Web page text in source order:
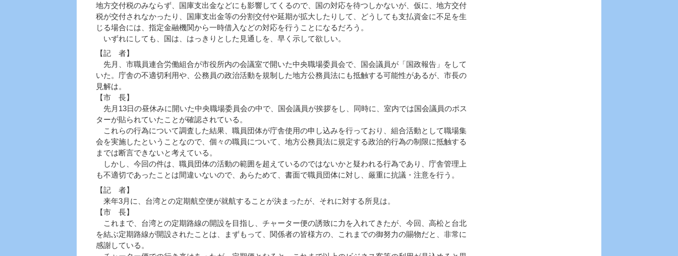
地方交付税のみならず、国庫支出金などにも影響してくるので、国の対応を待つしかないが、仮に、地方交付
税が交付されなかったり、国庫支出金等の分割交付や延期が拡大したりして、どうしても支払資金に不足を生
じる場合には、指定金融機関から一時借入などの対応を行うことになるだろう。
いずれにしても、国は、はっきりとした見通しを、早く示して欲しい。
【記 者】
先月、市職員連合労働組合が市役所内の会議室で開いた中央職場委員会で、国会議員が「国政報告」をして
いた。庁舎の不適切利用や、公務員の政治活動を規制した地方公務員法にも抵触する可能性があるが、市長の
見解は。
【市 長】
先月13日の昼休みに開いた中央職場委員会の中で、国会議員が挨拶をし、同時に、室内では国会議員のポス
ターが貼られていたことが確認されている。
これらの行為について調査した結果、職員団体が庁舎使用の申し込みを行っており、組合活動として職場集
会を実施したということなので、個々の職員について、地方公務員法に規定する政治的行為の制限に抵触する
までは断言できないと考えている。
しかし、今回の件は、職員団体の活動の範囲を超えているのではないかと疑われる行為であり、庁舎管理上
も不適切であったことは間違いないので、あらためて、書面で職員団体に対し、厳重に抗議・注意を行う。
【記 者】
来年3月に、台湾との定期航空便が就航することが決まったが、それに対する所見は。
【市 長】
これまで、台湾との定期路線の開設を目指し、チャーター便の誘致に力を入れてきたが、今回、高松と台北
を結ぶ定期路線が開設されたことは、まずもって、関係者の皆様方の、これまでの御努力の賜物だと、非常に
感謝している。